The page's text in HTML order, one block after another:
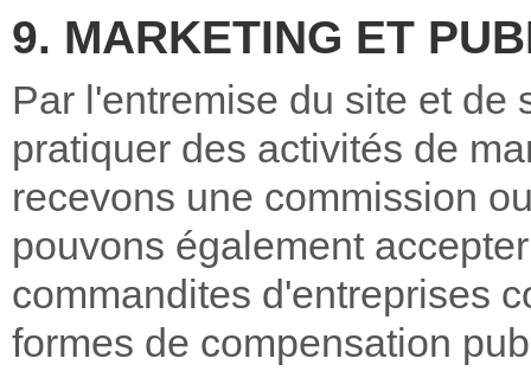
9. MARKETING ET
Par l'entremise du site et de
pratiquer des activités de
recevons une commission
pouvons également
commandites d'entreprises
formes de compensation